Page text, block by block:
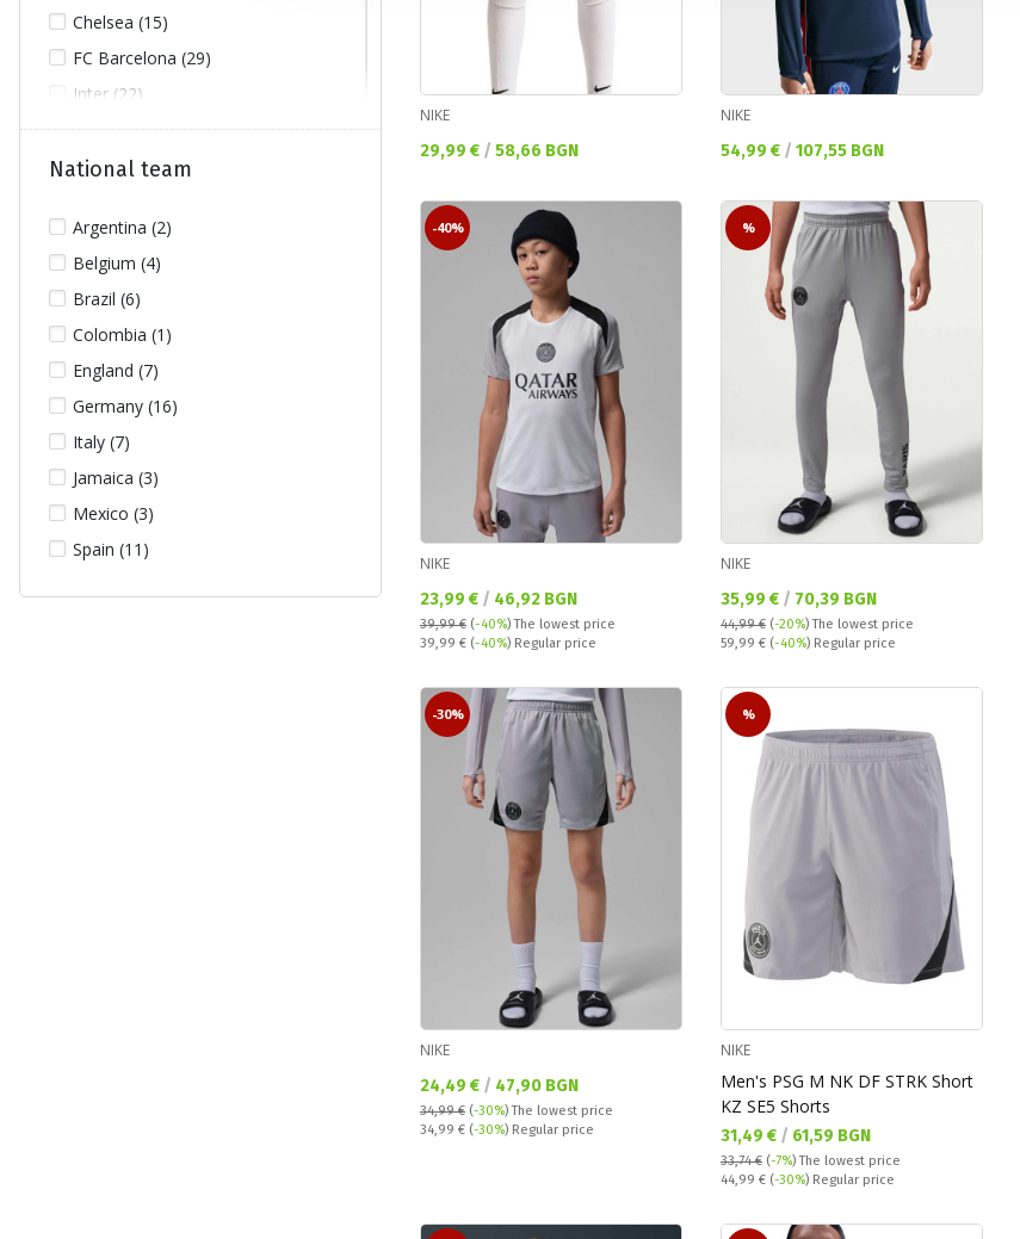
Chelsea (15)
FC Barcelona (29)
Inter (22)
Juventus (15)
Liverpool FC (30)
Manchester United (32)
PSG (58)
Real Madrid (47)
Tottenham Hotspur F.C. (5)
National team
Argentina (2)
Belgium (4)
Brazil (6)
Colombia (1)
England (7)
Germany (16)
Italy (7)
Jamaica (3)
Mexico (3)
Spain (11)
NIKE
Текуща цена:
29,99 € / 58,66 BGN
NIKE
Текуща цена:
54,99 € / 107,55 BGN
-40%
NIKE
Текуща цена:
23,99 € / 46,92 BGN
39,99 € (-40%)The lowest price
Regular price:
39,99 € (-40%) Regular price
%
NIKE
Текуща цена:
35,99 € / 70,39 BGN
44,99 € (-20%)The lowest price
Regular price:
59,99 € (-40%) Regular price
-30%
NIKE
Текуща цена:
24,49 € / 47,90 BGN
34,99 € (-30%)The lowest price
Regular price:
34,99 € (-30%) Regular price
%
NIKE
Men's PSG M NK DF STRK Short
KZ SE5 Shorts
Текуща цена:
31,49 € / 61,59 BGN
33,74 € (-7%)The lowest price
Regular price:
44,99 € (-30%) Regular price